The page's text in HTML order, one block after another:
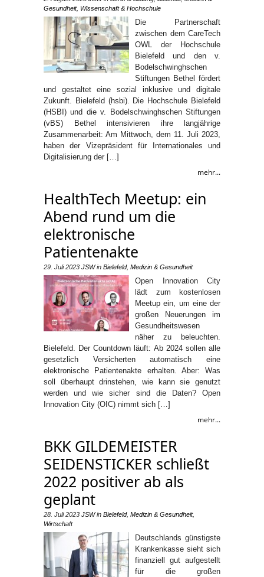
Gesundheit, Wissenschaft & Hochschule
Die Partnerschaft
zwischen dem CareTech
OWL der Hochschule
Bielefeld und den v.
Bodelschwinghschen
Stiftungen Bethel fördert
und gestaltet eine sozial inklusive und digitale
Zukunft. Bielefeld (hsbi). Die Hochschule Bielefeld
(HSBI) und die v. Bodelschwinghschen Stiftungen
(vBS) Bethel intensivieren ihre langjährige
Zusammenarbeit: Am Mittwoch, dem 11. Juli 2023,
haben der Vizepräsident für Internationales und
Digitalisierung der […]
mehr...
HealthTech Meetup: ein
Abend rund um die
elektronische
Patientenakte
29. Juli 2023 JSWin Bielefeld, Medizin & Gesundheit
Open Innovation City
lädt zum kostenlosen
Meetup ein, um eine der
großen Neuerungen im
Gesundheitswesen
näher zu beleuchten.
Bielefeld. Der Countdown läuft: Ab 2024 sollen alle
gesetzlich Versicherten automatisch eine
elektronische Patientenakte erhalten. Aber: Was
soll überhaupt drinstehen, wie kann sie genutzt
werden und wie sicher sind die Daten? Open
Innovation City (OIC) nimmt sich […]
mehr...
BKK GILDEMEISTER
SEIDENSTICKER schließt
2022 positiver ab als
geplant
28. Juli 2023 JSWin Bielefeld, Medizin & Gesundheit,
Wirtschaft
Deutschlands günstigste
Krankenkasse sieht sich
finanziell gut aufgestellt
für die großen